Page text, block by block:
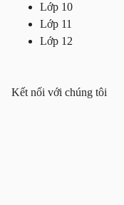
Lớp 10
Lớp 11
Lớp 12
Kết nối với chúng tôi